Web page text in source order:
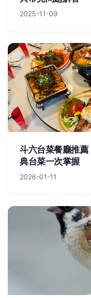
2025-11-09
斗六台菜餐廳推
典台菜一次掌握
2026-01-11